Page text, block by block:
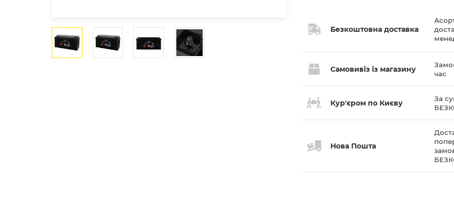
Безкоштовна доставка
Самовивіз із магазину
час
Кур'єром по Києву
За
Нова Пошта